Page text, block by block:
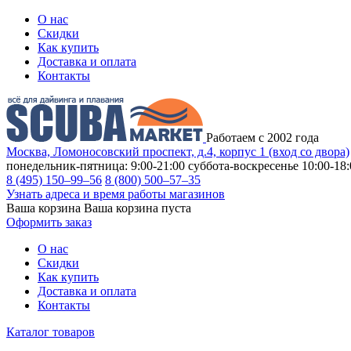
О нас
Скидки
Как купить
Доставка и оплата
Контакты
Работаем с 2002 года
Москва, Ломоносовский проспект, д.4, корпус 1 (вход со двора)
понедельник-пятница: 9:00-21:00 суббота-воскресенье 10:00-
8 (495) 150–99–56 8 (800) 500–57–35
Узнать адреса и время работы магазинов
Ваша корзина Ваша корзина пуста
Оформить заказ
О нас
Скидки
Как купить
Доставка и оплата
Контакты
Каталог товаров